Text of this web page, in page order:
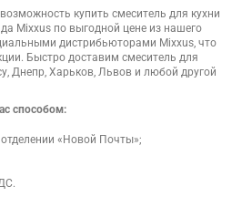
купить смеситель для кухни
Mixxus по выгодной цене из нашего
дистрибьюторами Mixxus, что
Быстро доставим смеситель для
Днепр, Харьков, Львов и любой другой
способом:
«Новой Почты»;